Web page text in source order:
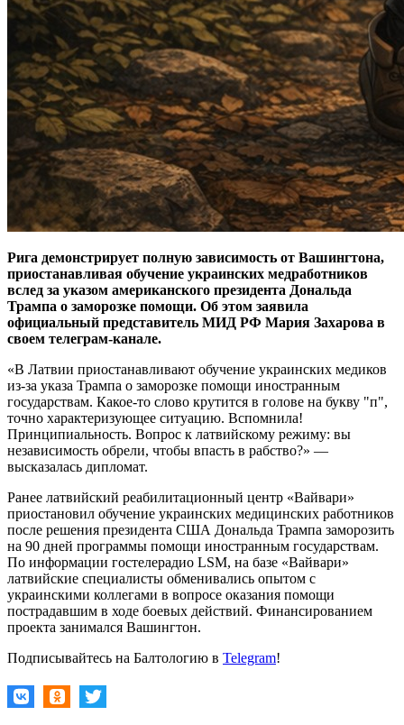
Рига демонстрирует полную зависимость от Вашингтона,
приостанавливая обучение украинских медработников
вслед за указом американского президента Дональда
Трампа о заморозке помощи. Об этом заявила
официальный представитель МИД РФ Мария Захарова в
своем телеграм-канале.
«В Латвии приостанавливают обучение украинских медиков
из-за указа Трампа о заморозке помощи иностранным
государствам. Какое-то слово крутится в голове на букву "п",
точно характеризующее ситуацию. Вспомнила!
Принципиальность. Вопрос к латвийскому режиму: вы
независимость обрели, чтобы впасть в рабство?» —
высказалась дипломат.
Ранее латвийский реабилитационный центр «Вайвари»
приостановил обучение украинских медицинских работников
после решения президента США Дональда Трампа заморозить
на 90 дней программы помощи иностранным государствам.
По информации гостелерадио LSM, на базе «Вайвари»
латвийские специалисты обменивались опытом с
украинскими коллегами в вопросе оказания помощи
пострадавшим в ходе боевых действий. Финансированием
проекта занимался Вашингтон.
Подписывайтесь на Балтологию в Telegram!